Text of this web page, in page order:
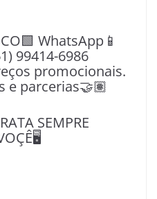
WhatsApp📱
99414-6986
promocionais.
e parcerias🤝🏽
SEMPRE